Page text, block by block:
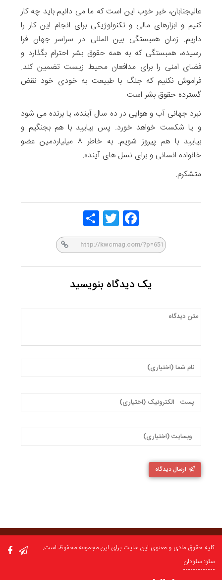
عالیجنابان، خبر خوب این است که ما می دانیم باید چه کار
کنیم و ابزارهای مالی و تکنولوژیکی برای انجام این کار را
داریم. زمان همبستگی بین المللی در سراسر جهان فرا
رسیده، همبستگی که به همه حقوق بشر احترام بگذارد و
فضای امنی را برای مدافعان محیط زیست تضمین کند.
فراموش نکنیم که جنگ با طبیعت به خودی خود نقض
گسترده حقوق بشر است.
نبرد جهانی آب و هوایی در ده سال آینده، یا برنده می شود
و یا شکست خواهد خورد. پس بیایید با هم بجنگیم و
بیایید با هم پیروز شویم. به خاطر ۸ میلیاردمین عضو
خانواده انسانی و برای نسل های آینده.
متشکرم.
Face
Twitt
یک دیدگاه بنویسید
ارسال دیدگاه
کلیه حقوق مادی و معنوی این سایت برای این مجموعه محفوظ است.
سئو: سئودان